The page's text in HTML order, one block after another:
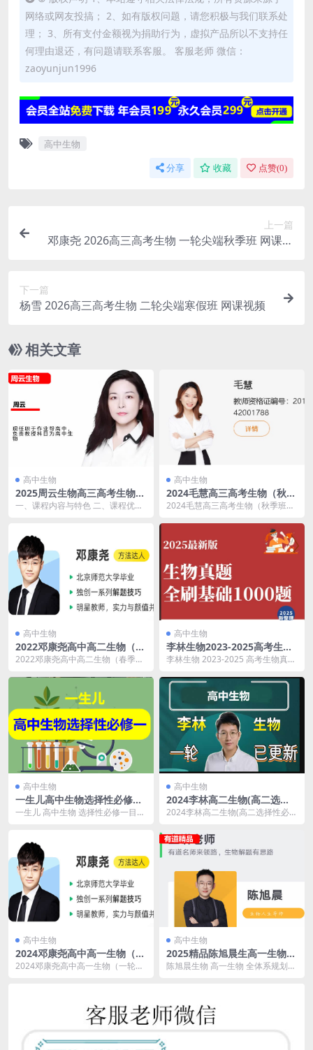
网络或网友投搞； 2、如有版权问题，请您积极与我们联系处
理； 3、所有支付金额视为捐助行为，虚拟产品所以不支持任
何理由退还，有问题请联系客服。 客服老师 微信：
zaoyunjun1996
高中生物
分享 收藏 点赞(0)
上一篇
邓康尧 2026高三高考生物 一轮尖端秋季班 网课视
下一篇
杨雪 2026高三高考生物 二轮尖端寒假班 网课视频
相关文章
高中生物
2025周云生物高三高考生物二
轮寒假班 网课视频
一、课程内容与特色 二、课程优势
高中生物
2024毛慧高三高考生物（秋季
班）网课视频
2024毛慧高三高考生物（秋季班）
造的高三生...
高中生物
2022邓康尧高中高二生物（春
季系统班）网课视频
2022邓康尧高中高二生物（春季系
师精心打造...
高中生物
李林生物2023-2025高考生物
真题分类全刷基础1000题+答
李林生物 2023-2025 高考生物真题
记...
高中生物
一生儿高中生物选择性必修一
视频
一生儿 高中生物 选择性必修一目
高中生物
2024李林高二生物(高二选择
性必修三同步)网课视频
2024李林高二生物(高二选择性必修
师倾心打...
高中生物
2024邓康尧高中高一生物（一
轮暑假班）网课视频
2024邓康尧高中高一生物（一轮暑
高中生物
2025精品陈旭晨生高一生物
全体系规划学习卡·夏研(2期)
陈旭晨生物 高一生物 全体系规划学